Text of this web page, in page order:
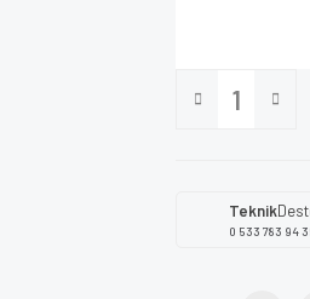
Teknik
0 533 783 94